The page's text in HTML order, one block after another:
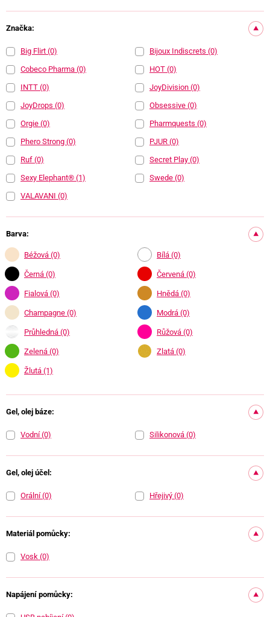
Značka:
Big Flirt (0) Bijoux Indiscrets (0)
Cobeco Pharma (0) HOT (0)
INTT (0) JoyDivision (0)
JoyDrops (0) Obsessive (0)
Orgie (0) Pharmquests (0)
Phero Strong (0) PJUR (0)
Ruf (0) Secret Play (0)
Sexy Elephant® (1) Swede (0)
VALAVANI (0)
Barva:
Béžová (0) Bílá (0)
Černá (0) Červená (0)
Fialová (0) Hnědá (0)
Champagne (0) Modrá (0)
Průhledná (0) Růžová (0)
Zelená (0) Zlatá (0)
Žlutá (1)
Gel, olej báze:
Vodní(0) Silikonová (0)
Gel, olej účel:
Orální(0) Hřejivý (0)
Materiál pomůcky:
Vosk (0)
Napájení pomůcky: